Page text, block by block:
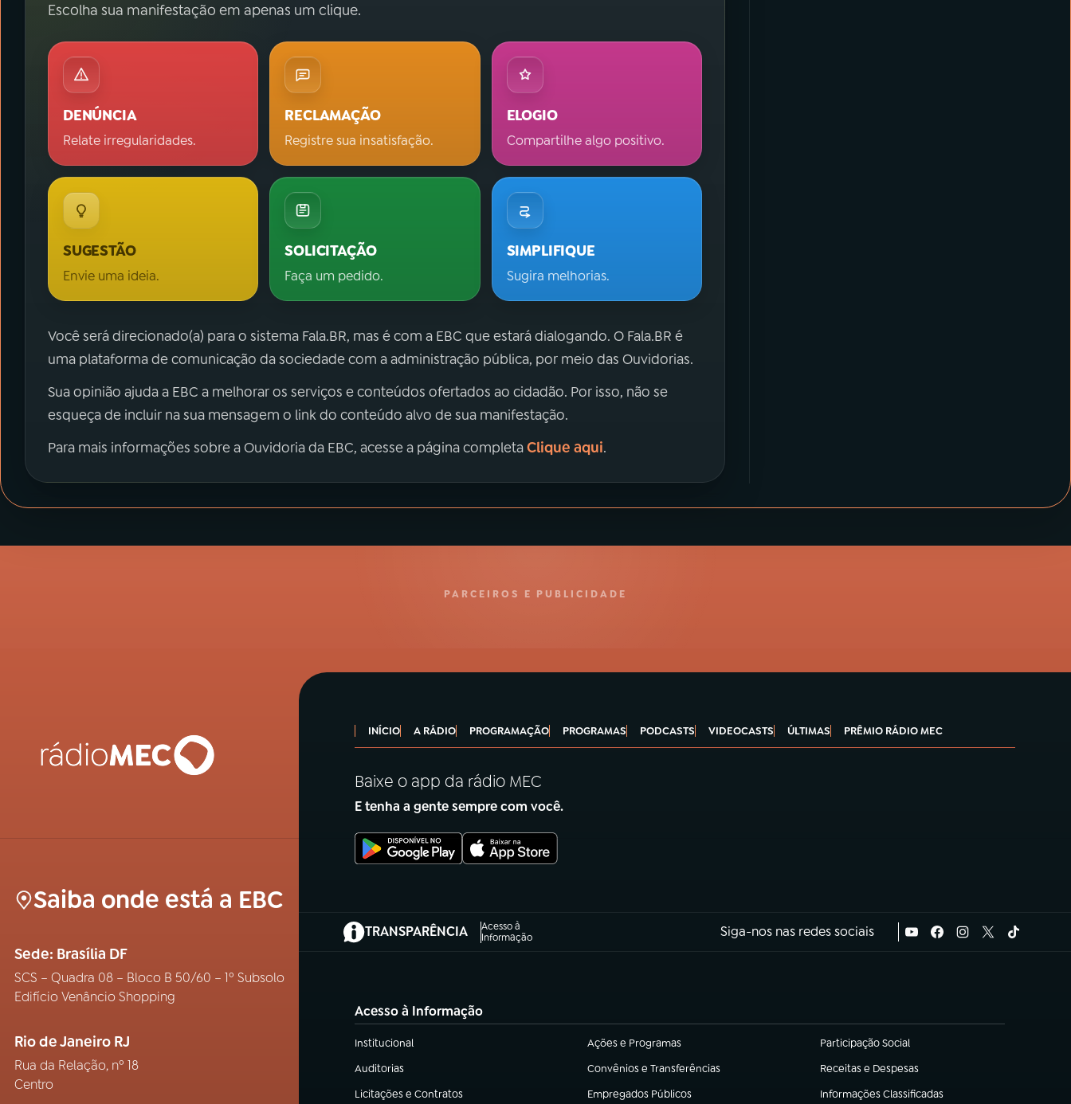
Escolha sua manifestação em apenas um clique.
DENÚNCIA
Relate irregularidades.
RECLAMAÇÃO
Registre sua insatisfação.
ELOGIO
Compartilhe algo positivo.
SUGESTÃO
Envie uma ideia.
SOLICITAÇÃO
Faça um pedido.
SIMPLIFIQUE
Sugira melhorias.
Você será direcionado(a) para o sistema Fala.BR, mas é com a EBC que estará dialogando. O Fala.BR é
uma plataforma de comunicação da sociedade com a administração pública, por meio das Ouvidorias.
Sua opinião ajuda a EBC a melhorar os serviços e conteúdos ofertados ao cidadão. Por isso, não se
esqueça de incluir na sua mensagem o link do conteúdo alvo de sua manifestação.
Para mais informações sobre a Ouvidoria da EBC, acesse a página completaClique aqui.
PARCEIROS E PUBLICIDADE
Saiba onde está a EBC
Sede: Brasília DF
SCS – Quadra 08 – Bloco B 50/60 – 1º Subsolo
Edifício Venâncio Shopping
Rio de Janeiro RJ
Rua da Relação, nº 18
Centro
INÍCIO A RÁDIO PROGRAMAÇÃO PROGRAMAS PODCASTS VIDEOCASTS ÚLTIMAS PRÊMIO RÁDIO MEC
Baixe o app da rádio MEC
E tenha a gente sempre com você.
TRANSPARÊNCIA
Acesso à
Informação
(abre em nova aba) Siga-nos nas redes sociais
Acesso à Informação
Institucional
(abre em nova aba) Ações e Programas
(abre em nova aba) Participação Social
(abre em nova aba)
Auditorias
(abre em nova aba) Convênios e Transferências
(abre em nova aba) Receitas e Despesas
(abre em nova aba)
Licitações e Contratos
(abre em nova aba) Empregados Públicos
(abre em nova aba) Informações Classificadas
(abre em nova aba)